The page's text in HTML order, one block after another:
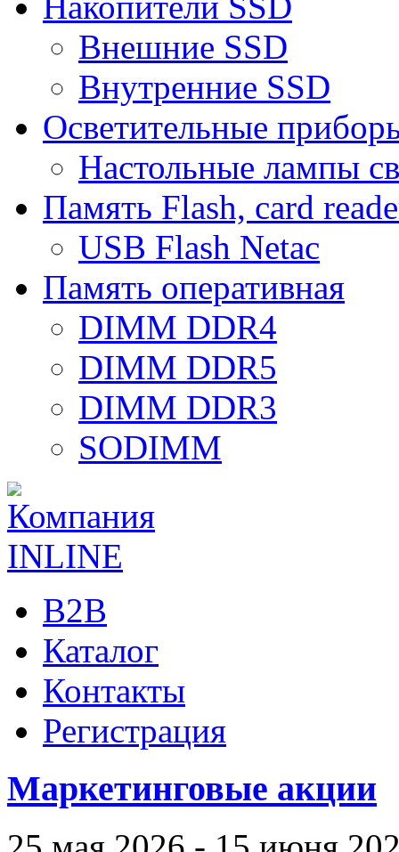
Внешние SSD
Внутренние SSD
Осветительные
Настольные лампы
Память Flash, card
USB Flash Netac
Память оперативная
DIMM DDR4
DIMM DDR5
DIMM DDR3
SODIMM
B2B
Каталог
Контакты
Регистрация
Маркетинговые акции